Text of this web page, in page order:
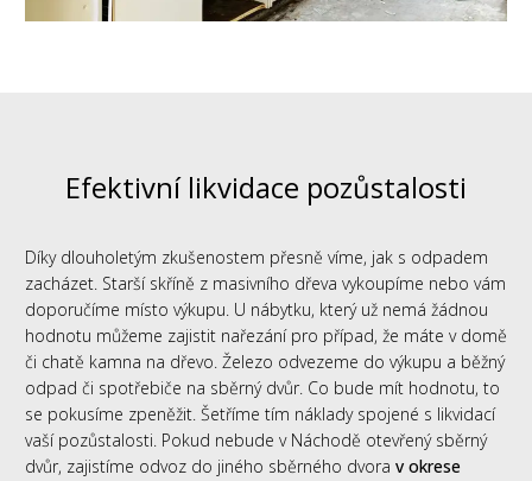
Efektivní likvidace pozůstalosti
Díky dlouholetým zkušenostem přesně víme, jak s odpadem
zacházet. Starší skříně z masivního dřeva vykoupíme nebo vám
doporučíme místo výkupu. U nábytku, který už nemá žádnou
hodnotu můžeme zajistit nařezání pro případ, že máte v domě
či chatě kamna na dřevo. Železo odvezeme do výkupu a běžný
odpad či spotřebiče na sběrný dvůr. Co bude mít hodnotu, to
se pokusíme zpeněžit. Šetříme tím náklady spojené s likvidací
vaší pozůstalosti. Pokud nebude v Náchodě otevřený sběrný
dvůr, zajistíme odvoz do jiného sběrného dvora v okrese